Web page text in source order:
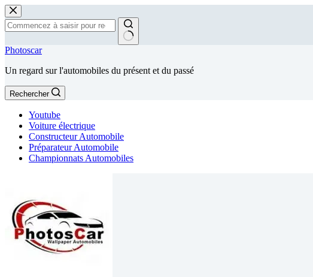
Passer
au
contenu
Aucun
Photoscar
Un regard sur l'automobiles du présent et du passé
Rechercher
Youtube
Voiture électrique
Constructeur Automobile
Préparateur Automobile
Championnats Automobiles